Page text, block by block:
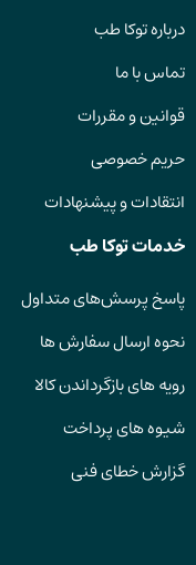
درباره توکا طب
تماس با ما
قوانین و مقررات
حریم خصوصی
انتقادات و پیشنهادات
خدمات توکا طب
پاسخ پرسش‌های متداول
نحوه ارسال سفارش ها
رویه های بازگرداندن کالا
شیوه های پرداخت
گزارش خطای فنی